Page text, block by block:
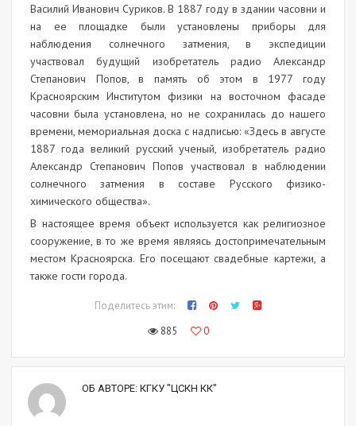
Василий Иванович Суриков. В 1887 году в здании часовни и
на ее площадке были установлены приборы для
наблюдения солнечного затмения, в экспедиции
участвовал будущий изобретатель радио Александр
Степанович Попов, в память об этом в 1977 году
Красноярским Институтом физики на восточном фасаде
часовни была установлена, но не сохранилась до нашего
времени, мемориальная доска с надписью: «Здесь в августе
1887 года великий русский ученый, изобретатель радио
Александр Степанович Попов участвовал в наблюдении
солнечного затмения в составе Русского физико-
химического общества».
В настоящее время объект используется как религиозное
сооружение, в то же время являясь достопримечательным
местом Красноярска. Его посещают свадебные картежи, а
также гости города.
Поделитесь этим:
885
0
ОБ АВТОРЕ: КГКУ "ЦСКН КК"